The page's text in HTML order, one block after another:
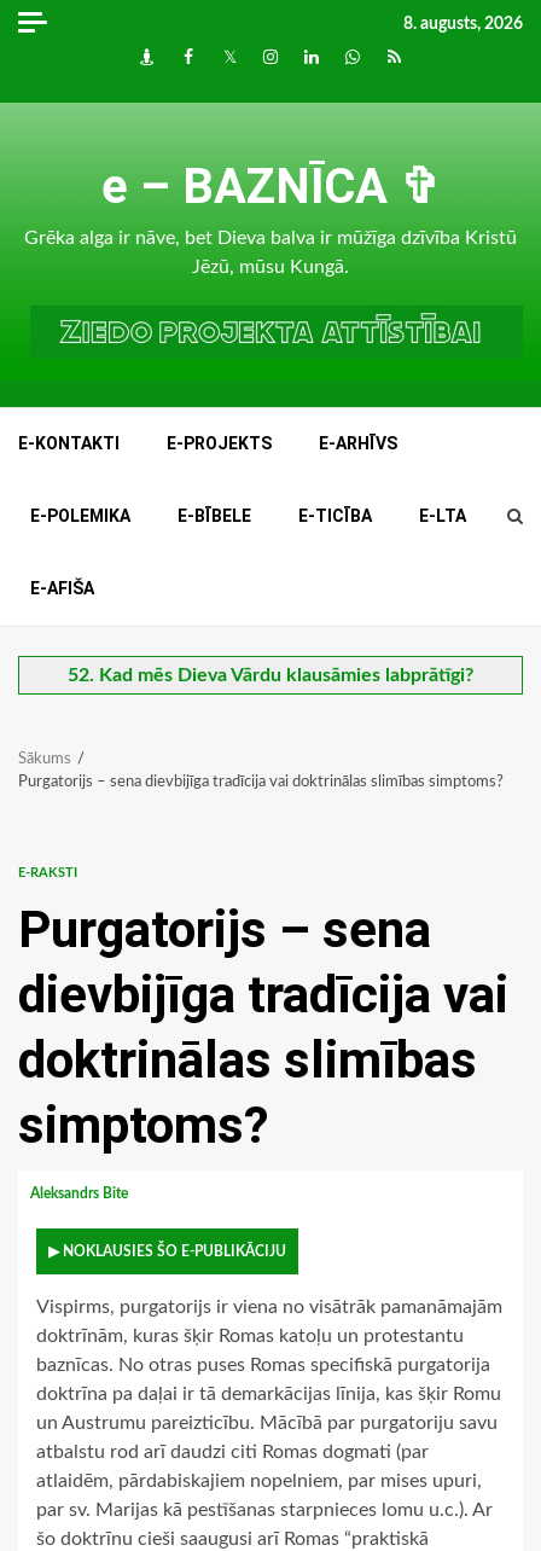
Skip
8. augusts, 2026
DraugiemFacebook
TwitterInstagram
LinkedInwhatsapp
RSS
e – BAZNĪCA ✞
Grēka alga ir nāve, bet Dieva balva ir mūžīga dzīvība Kristū
Jēzū, mūsu Kungā.
E-KONTAKTI E-PROJEKTS E-ARHĪVS
E-POLEMIKA E-BĪBELE E-TICĪBA E-LTA
E-AFIŠA
52. Kad mēs Dieva Vārdu klausāmies labprātīgi?
Sākums
Purgatorijs – sena dievbijīga tradīcija vai doktrinālas slimības simptoms?
E-RAKSTI
Purgatorijs – sena
dievbijīga tradīcija vai
doktrinālas slimības
simptoms?
Aleksandrs Bite
▶ NOKLAUSIES ŠO E-PUBLIKĀCIJU
Vispirms, purgatorijs ir viena no visātrāk pamanāmajām
doktrīnām, kuras šķir Romas katoļu un protestantu
baznīcas. No otras puses Romas specifiskā purgatorija
doktrīna pa daļai ir tā demarkācijas līnija, kas šķir Romu
un Austrumu pareizticību. Mācībā par purgatoriju savu
atbalstu rod arī daudzi citi Romas dogmati (par
atlaidēm, pārdabiskajiem nopelniem, par mises upuri,
par sv. Marijas kā pestīšanas starpnieces lomu u.c.). Ar
šo doktrīnu cieši saaugusi arī Romas “praktiskā